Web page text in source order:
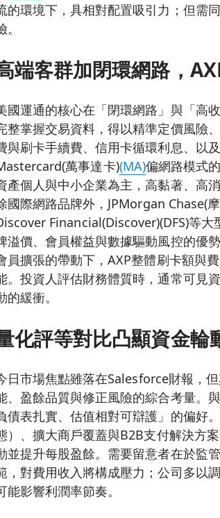
的環境下，具相對配置吸引力；但需
。
端客群加閉環網路，
國運通的核心在「閉環網路」與「高
整掌握交易資料，得以精準定價風險
與刷卡手續費、信用卡循環利息、以
萬事達卡)(MA)偏網路模式
產個人與中小企業為主，高黏著、高
國際網路品牌外，JPMorgan Chase(
Financial(Discover)(DFS)等
溢價、會員權益與數據驅動風控的優
員擴張的帶動下，AXP整體刷卡額與
。投資人評估財務體質時，通常可見
的緩衝。
化評等對比凸顯資金輪
日市場焦點雖落在Salesforce財報，
、盈餘品質與修正風險的綜合考量。
債表扎實、估值相對可辯護」的偏好
）、擴大商戶覆蓋與B2B支付解決方
並提升每股盈餘。需要留意者在於監
，對費用收入將構成壓力；公司多以
能影響利潤率節奏。